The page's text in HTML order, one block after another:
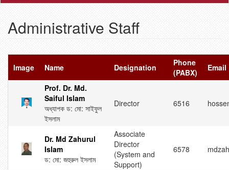
Administrative Staff
Image Name Designation
Phone
(PABX)
Email
Prof. Dr. Md.
Saiful Islam
অধ্যাপক ড: মো: সাইফুল
ইসলাম
Director 6516
Dr. Md Zahurul
Islam
ড: মো: জহুরুল ইসলাম
Associate
Director
(System and
Support)
6578